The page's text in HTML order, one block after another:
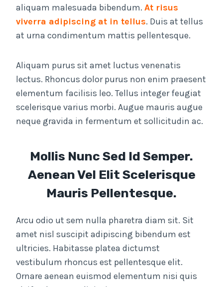
aliquam malesuada bibendum. At risus
viverra adipiscing at in tellus. Duis at tellus
at urna condimentum mattis pellentesque.
Aliquam purus sit amet luctus venenatis
lectus. Rhoncus dolor purus non enim praesent
elementum facilisis leo. Tellus integer feugiat
scelerisque varius morbi. Augue mauris augue
neque gravida in fermentum et sollicitudin ac.
Mollis Nunc Sed Id Semper.
Aenean Vel Elit Scelerisque
Mauris Pellentesque.
Arcu odio ut sem nulla pharetra diam sit. Sit
amet nisl suscipit adipiscing bibendum est
ultricies. Habitasse platea dictumst
vestibulum rhoncus est pellentesque elit.
Ornare aenean euismod elementum nisi quis